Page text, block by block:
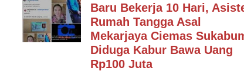
Baru Bekerja 10 Hari,
Rumah Tangga Asal
Mekarjaya Ciemas
Diduga Kabur Bawa Uang
Rp100 Juta